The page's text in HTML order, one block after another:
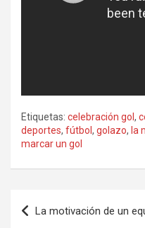
Etiquetas: celebración gol ,
deportes, fútbol , golazo, la
marcar un gol
Navegación
de
La motivación de un